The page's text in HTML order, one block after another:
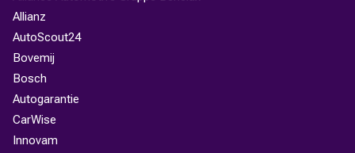
Allianz
AutoScout24
Bovemij
Bosch
Autogarantie
CarWise
Innovam